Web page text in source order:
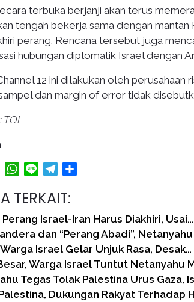
terbuka berjanji akan terus
tengah bekerja sama dengan
perang. Rencana tersebut juga
hubungan diplomatik Israel dengan
12 ini dilakukan oleh
dan margin of error tidak
TOI
TwitterWhatsApp
Line Telegram
TERKAIT:
Israel-Iran Harus Diakhiri, Usai…
dan “Perang Abadi”,
Israel Gelar Unjuk Rasa, Desak…
Warga Israel Tuntut Netanyahu
Tegas Tolak Palestina Urus Gaza,
Dukungan Rakyat Terhadap